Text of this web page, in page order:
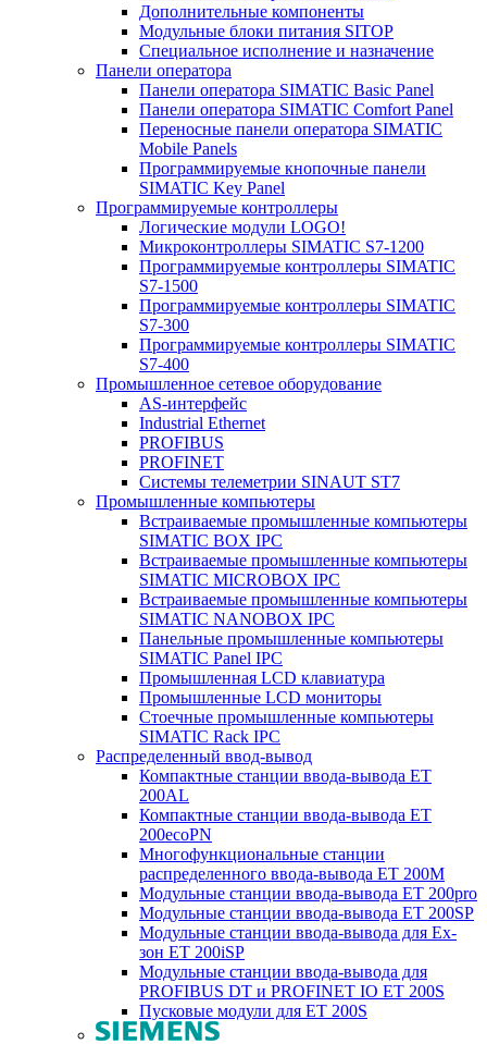
Дополнительные компоненты
Модульные блоки питания SITOP
Специальное исполнение и назначение
Панели оператора
Панели оператора SIMATIC Basic Panel
Панели оператора SIMATIC Comfort Panel
Переносные панели оператора SIMATIC
Mobile Panels
Программируемые кнопочные панели
SIMATIC Key Panel
Программируемые контроллеры
Логические модули LOGO!
Микроконтроллеры SIMATIC S7-1200
Программируемые контроллеры SIMATIC
S7-1500
Программируемые контроллеры SIMATIC
S7-300
Программируемые контроллеры SIMATIC
S7-400
Промышленное сетевое оборудование
AS-интерфейс
Industrial Ethernet
PROFIBUS
PROFINET
Системы телеметрии SINAUT ST7
Промышленные компьютеры
Встраиваемые промышленные компьютеры
SIMATIC BOX IPC
Встраиваемые промышленные компьютеры
SIMATIC MICROBOX IPC
Встраиваемые промышленные компьютеры
SIMATIC NANOBOX IPC
Панельные промышленные компьютеры
SIMATIC Panel IPC
Промышленная LCD клавиатура
Промышленные LCD мониторы
Стоечные промышленные компьютеры
SIMATIC Rack IPC
Распределенный ввод-вывод
Компактные станции ввода-вывода ET
200AL
Компактные станции ввода-вывода ET
200ecoPN
Многофункциональные станции
распределенного ввода-вывода ET 200M
Модульные станции ввода-вывода ET 200pro
Модульные станции ввода-вывода ET 200SP
Модульные станции ввода-вывода для Ex-
зон ET 200iSP
Модульные станции ввода-вывода для
PROFIBUS DT и PROFINET IO ET 200S
Пусковые модули для ET 200S